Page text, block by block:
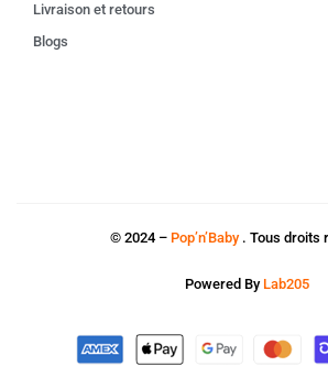
Livraison et retours
Blogs
© 2024 – Pop’n’Baby. Tous droits
Powered By Lab205